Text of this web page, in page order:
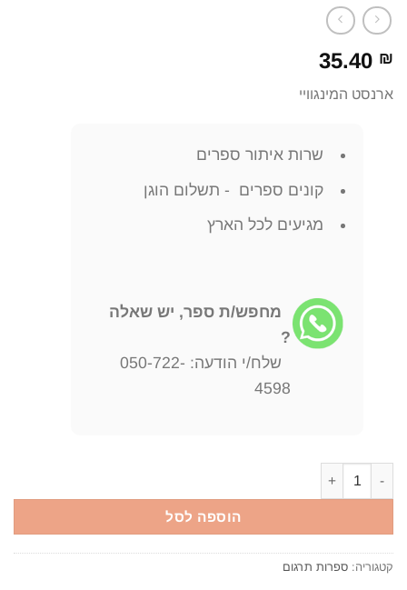
35.40 ₪
ארנסט המינגוויי
שרות איתור ספרים
קונים ספרים - תשלום הוגן
מגיעים לכל הארץ
מחפש/ת ספר, יש שאלה
?
שלח/י הודעה: 050-722-
4598
הוספה לסל
קטגוריה: ספרות תרגום